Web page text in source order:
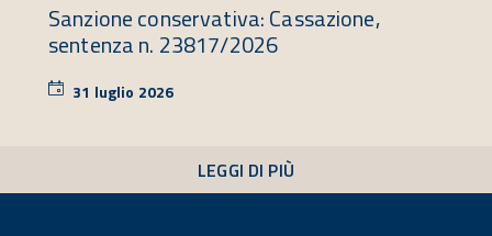
Sanzione conservativa: Cassazione,
sentenza n. 23817/2026
31 luglio 2026
LEGGI DI PIÙ